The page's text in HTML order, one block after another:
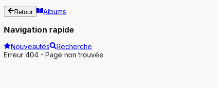
Retour Albums
Navigation rapide
Nouveautés
Recherche
Erreur 404 - Page non trouvée